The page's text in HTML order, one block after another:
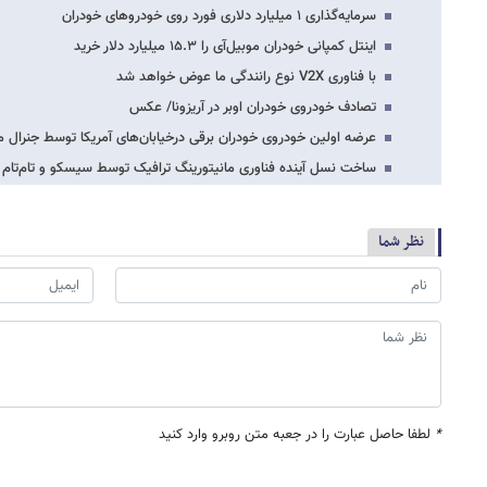
سرمایه‌گذاری ۱ میلیارد دلاری فورد روی خودروهای خودران
اینتل کمپانی خودران موبیل‌آی را ۱۵.۳ میلیارد دلار خرید
با فناوری V2X نوع رانندگی ما عوض خواهد شد
تصادف خودروی خودران اوبر در آریزونا/ عکس
عرضه اولین خودروی خودران برقی درخیابان‌های آمریکا توسط جنرال
ساخت نسل آینده فناوری مانیتورینگ ترافیک توسط سیسکو و تام‌تام
نظر شما
* لطفا حاصل عبارت را در جعبه متن روبرو وارد کنید